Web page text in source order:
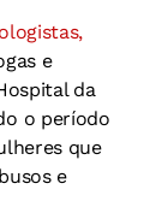
e
da
o período
que
e